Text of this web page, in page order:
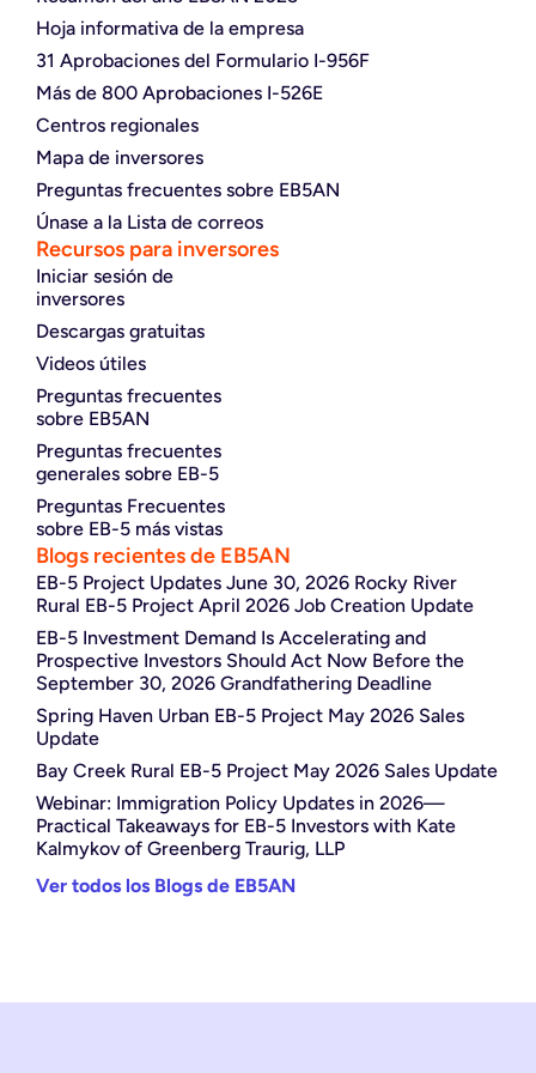
Hoja informativa de la empresa
31 Aprobaciones del Formulario I-956F
Más de 800 Aprobaciones I-526E
Centros regionales
Mapa de inversores
Preguntas frecuentes sobre EB5AN
Únase a la Lista de correos
Recursos para inversores
Iniciar sesión de
inversores
Descargas gratuitas
Videos útiles
Preguntas frecuentes
sobre EB5AN
Preguntas frecuentes
generales sobre EB-5
Preguntas Frecuentes
sobre EB-5 más vistas
Blogs recientes de EB5AN
EB-5 Project Updates June 30, 2026 Rocky River
Rural EB-5 Project April 2026 Job Creation Update
EB-5 Investment Demand Is Accelerating and
Prospective Investors Should Act Now Before the
September 30, 2026 Grandfathering Deadline
Spring Haven Urban EB-5 Project May 2026 Sales
Update
Bay Creek Rural EB-5 Project May 2026 Sales Update
Webinar: Immigration Policy Updates in 2026—
Practical Takeaways for EB-5 Investors with Kate
Kalmykov of Greenberg Traurig, LLP
Ver todos los Blogs de EB5AN